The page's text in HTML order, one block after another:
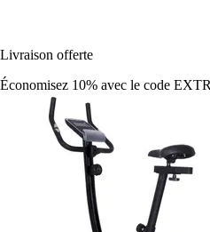
Livraison offerte
Économisez 10% avec le code